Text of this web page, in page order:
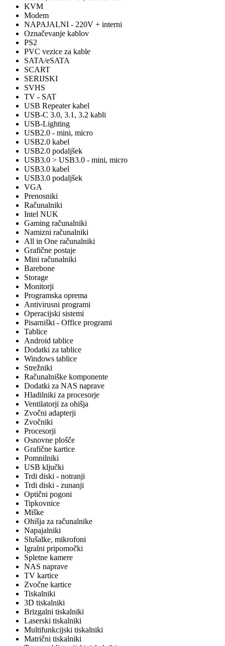
KVM
Modem
NAPAJALNI - 220V + interni
Označevanje kablov
PS2
PVC vezice za kable
SATA/eSATA
SCART
SERIJSKI
SVHS
TV - SAT
USB Repeater kabel
USB-C 3.0, 3.1, 3.2 kabli
USB-Lighting
USB2.0 - mini, micro
USB2.0 kabel
USB2.0 podaljšek
USB3.0 > USB3.0 - mini, micro
USB3.0 kabel
USB3.0 podaljšek
VGA
Prenosniki
Računalniki
Intel NUK
Gaming računalniki
Namizni računalniki
All in One računalniki
Grafične postaje
Mini računalniki
Barebone
Storage
Monitorji
Programska oprema
Antivirusni programi
Operacijski sistemi
Pisarniški - Office programi
Tablice
Android tablice
Dodatki za tablice
Windows tablice
Strežniki
Računalniške komponente
Dodatki za NAS naprave
Hladilniki za procesorje
Ventilatorji za ohišja
Zvočni adapterji
Zvočniki
Procesorji
Osnovne plošče
Grafične kartice
Pomnilniki
USB ključki
Trdi diski - notranji
Trdi diski - zunanji
Optični pogoni
Tipkovnice
Miške
Ohišja za računalnike
Napajalniki
Slušalke, mikrofoni
Igralni pripomočki
Spletne kamere
NAS naprave
TV kartice
Zvočne kartice
Tiskalniki
3D tiskalniki
Brizgalni tiskalniki
Laserski tiskalniki
Multifunkcijski tiskalniki
Matrični tiskalniki